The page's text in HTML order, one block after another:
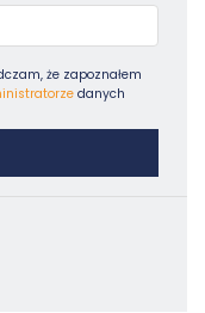
że zapoznałem
danych